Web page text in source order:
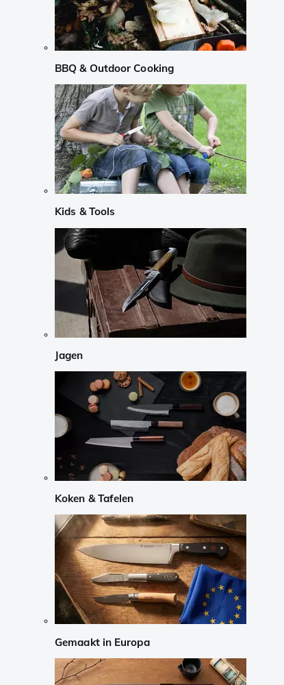
BBQ & Outdoor Cooking
Kids & Tools
Jagen
Koken & Tafelen
Gemaakt in Europa